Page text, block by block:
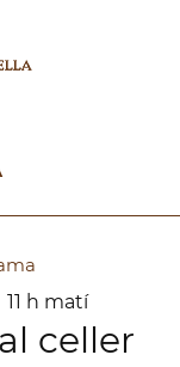
11 h matí
celler